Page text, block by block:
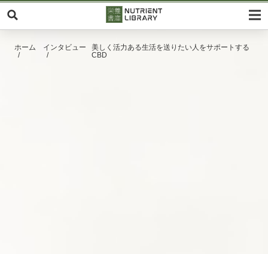
ホーム インタビュー
美しく活力ある生活を送りたい人をサポートする
CBD